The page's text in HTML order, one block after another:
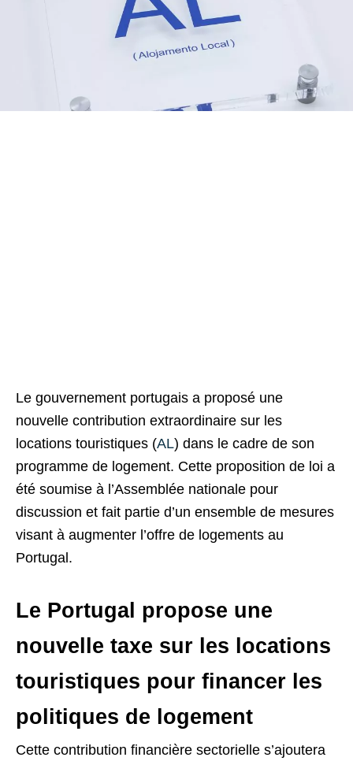
Le gouvernement portugais a proposé une
nouvelle contribution extraordinaire sur les
locations touristiques (AL) dans le cadre de son
programme de logement. Cette proposition de loi a
été soumise à l’Assemblée nationale pour
discussion et fait partie d’un ensemble de mesures
visant à augmenter l’offre de logements au
Portugal.
Le Portugal propose une
nouvelle taxe sur les locations
touristiques pour financer les
politiques de logement
Cette contribution financière sectorielle s’ajoutera